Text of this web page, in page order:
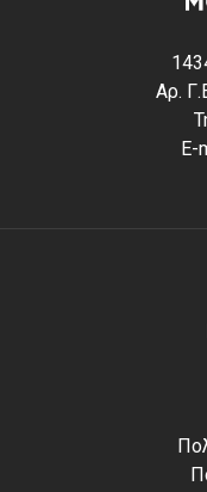
Αρ.
E-